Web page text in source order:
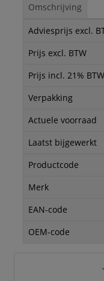
Omschrijving
Adviesprijs excl.
Prijs excl. BTW
Prijs incl. 21% BTW
Verpakking
Actuele voorraad
Laatst bijgewerkt
Productcode
Merk
EAN-code
OEM-code